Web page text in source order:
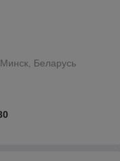
Беларусь